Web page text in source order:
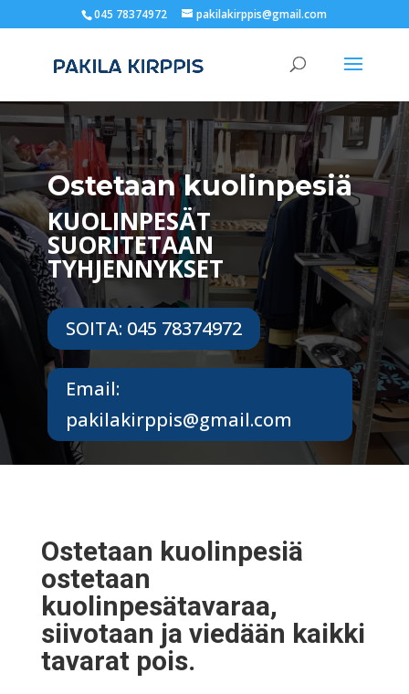
045 78374972 pakilakirppis@gmail.com
Ostetaan kuolinpesiä
KUOLINPESÄT
SUORITETAAN
TYHJENNYKSET
SOITA: 045 78374972
Email:
pakilakirppis@gmail.com
Ostetaan kuolinpesiä
ostetaan
kuolinpesätavaraa,
siivotaan ja viedään kaikki
tavarat pois.